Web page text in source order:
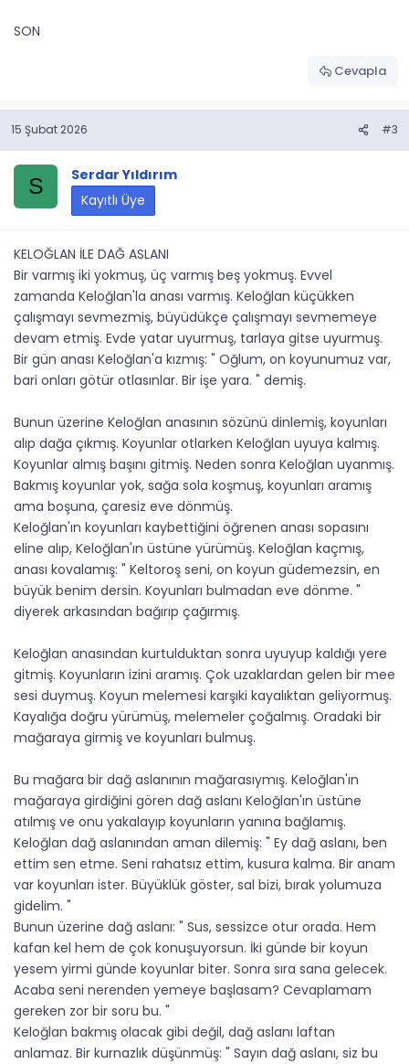
SON
Cevapla
15 Şubat 2026 #3
S
Serdar Yıldırım
Kayıtlı Üye
KELOĞLAN İLE DAĞ ASLANI
Bir varmış iki yokmuş, üç varmış beş yokmuş. Evvel
zamanda Keloğlan'la anası varmış. Keloğlan küçükken
çalışmayı sevmezmiş, büyüdükçe çalışmayı sevmemeye
devam etmiş. Evde yatar uyurmuş, tarlaya gitse uyurmuş.
Bir gün anası Keloğlan'a kızmış: " Oğlum, on koyunumuz var,
bari onları götür otlasınlar. Bir işe yara. " demiş.
Bunun üzerine Keloğlan anasının sözünü dinlemiş, koyunları
alıp dağa çıkmış. Koyunlar otlarken Keloğlan uyuya kalmış.
Koyunlar almış başını gitmiş. Neden sonra Keloğlan uyanmış.
Bakmış koyunlar yok, sağa sola koşmuş, koyunları aramış
ama boşuna, çaresiz eve dönmüş.
Keloğlan'ın koyunları kaybettiğini öğrenen anası sopasını
eline alıp, Keloğlan'ın üstüne yürümüş. Keloğlan kaçmış,
anası kovalamış: " Keltoroş seni, on koyun güdemezsin, en
büyük benim dersin. Koyunları bulmadan eve dönme. "
diyerek arkasından bağırıp çağırmış.
Keloğlan anasından kurtulduktan sonra uyuyup kaldığı yere
gitmiş. Koyunların izini aramış. Çok uzaklardan gelen bir mee
sesi duymuş. Koyun melemesi karşıki kayalıktan geliyormuş.
Kayalığa doğru yürümüş, melemeler çoğalmış. Oradaki bir
mağaraya girmiş ve koyunları bulmuş.
Bu mağara bir dağ aslanının mağarasıymış. Keloğlan'ın
mağaraya girdiğini gören dağ aslanı Keloğlan'ın üstüne
atılmış ve onu yakalayıp koyunların yanına bağlamış.
Keloğlan dağ aslanından aman dilemiş: " Ey dağ aslanı, ben
ettim sen etme. Seni rahatsız ettim, kusura kalma. Bir anam
var koyunları ister. Büyüklük göster, sal bizi, bırak yolumuza
gidelim. "
Bunun üzerine dağ aslanı: " Sus, sessizce otur orada. Hem
kafan kel hem de çok konuşuyorsun. İki günde bir koyun
yesem yirmi günde koyunlar biter. Sonra sıra sana gelecek.
Acaba seni nerenden yemeye başlasam? Cevaplamam
gereken zor bir soru bu. "
Keloğlan bakmış olacak gibi değil, dağ aslanı laftan
anlamaz. Bir kurnazlık düşünmüş: " Sayın dağ aslanı, siz bu